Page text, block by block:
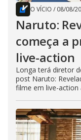
O VÍCIO / 08/08/
Naruto:
começa a
live-action
Longa terá diretor
post Naruto:
filme em live-action